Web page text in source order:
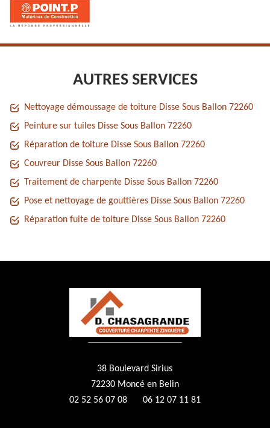
AUTRES SERVICES
Nettoyage démoussage de toiture Disse Sous Ballon 72260
Peinture sur tuiles Disse Sous Ballon 72260
Réparation de toiture Disse Sous Ballon 72260
Couvreur Disse Sous Ballon 72260
Traitement de charpente Disse Sous Ballon 72260
Pose et nettoyage de gouttières Disse Sous Ballon 72260
Réparation fuite de toiture Disse Sous Ballon 72260
38 Boulevard Sirius
72230 Moncé en Belin
02 52 56 07 08
06 12 07 11 81